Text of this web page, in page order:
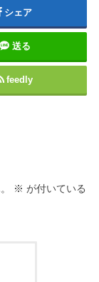
シェア
送る
feedly
※ が付いている